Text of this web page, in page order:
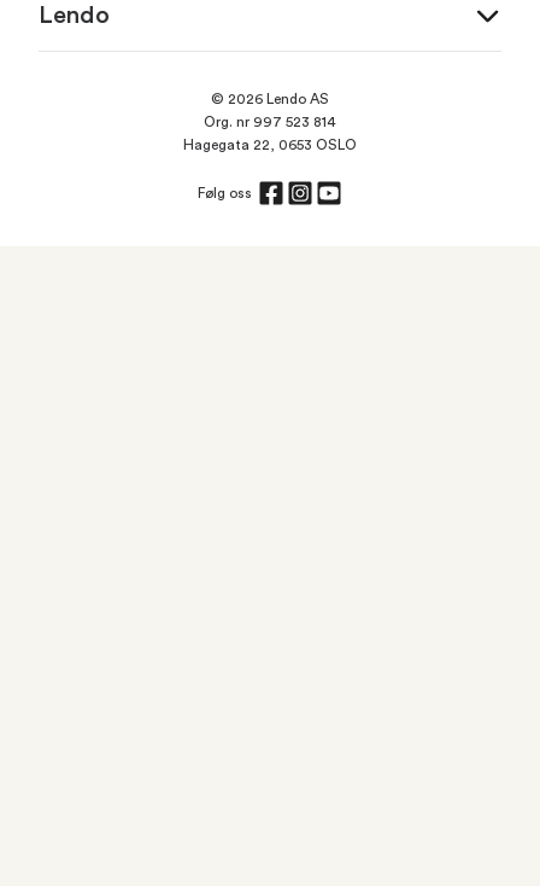
Lendo
© 2026 Lendo AS
Org. nr 997 523 814
Hagegata 22, 0653 OSLO
Følg oss